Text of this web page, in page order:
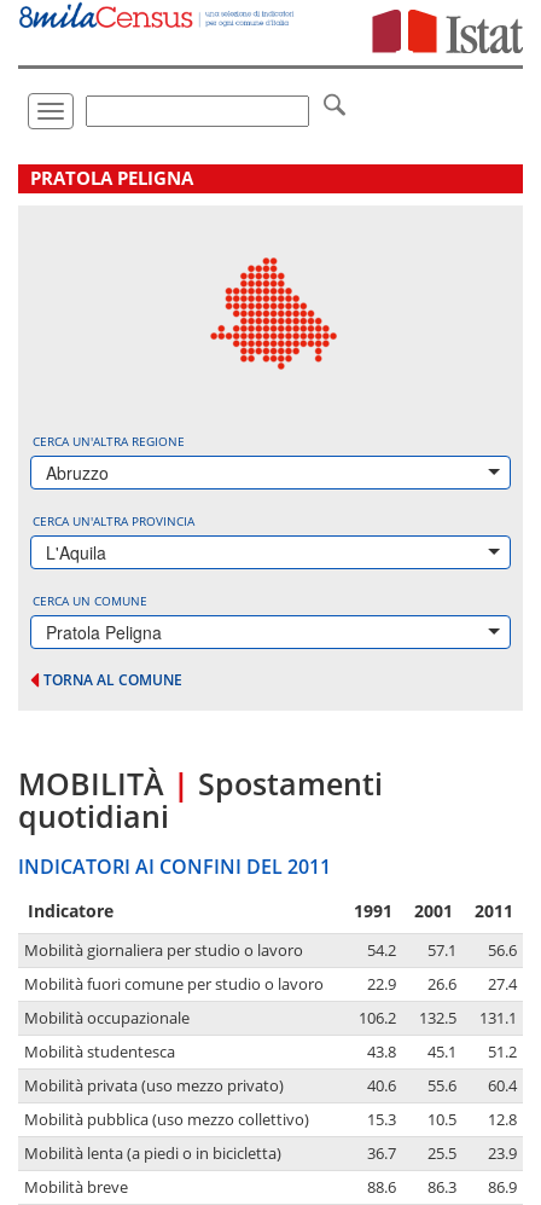
Vai
direttamente
Toggle
navigation
.
PRATOLA PELIGNA
CERCA UN'ALTRA REGIONE
Abruzzo
CERCA UN'ALTRA PROVINCIA
L'Aquila
CERCA UN COMUNE
Pratola Peligna
TORNA AL COMUNE
MOBILITÀ | Spostamenti
quotidiani
INDICATORI AI CONFINI DEL 2011
Indicatore 1991 2001 2011
Mobilità giornaliera per studio o lavoro 54.2 57.1
56.6
Mobilità fuori comune per studio o lavoro
22.9 26.6
27.4
Mobilità occupazionale
106.2 132.5
131.1
Mobilità studentesca
43.8 45.1
51.2
Mobilità privata (uso mezzo privato)
40.6 55.6
60.4
Mobilità pubblica (uso mezzo collettivo)
15.3 10.5
12.8
Mobilità lenta (a piedi o in bicicletta)
36.7 25.5
23.9
Mobilità breve
88.6 86.3
86.9